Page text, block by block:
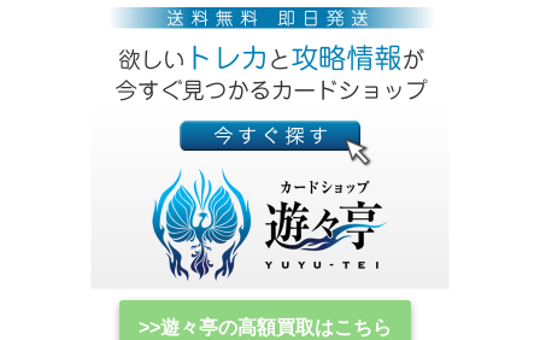
>>遊々亭の高額買取はこちら